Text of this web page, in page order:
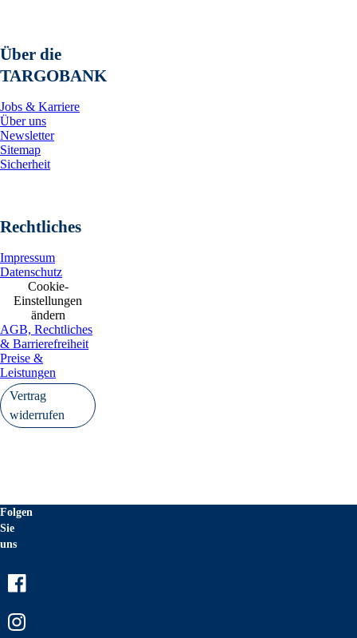
Über die
TARGOBANK
Jobs & Karriere
Über uns
Newsletter
Sitemap
Sicherheit
Rechtliches
Impressum
Datenschutz
Cookie-
Einstellungen
ändern
AGB, Rechtliches
& Barrierefreiheit
Preise &
Leistungen
Vertrag
widerrufen
Folgen
Sie
uns